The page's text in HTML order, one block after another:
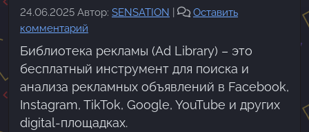
24.06.2025 Автор: SENSATION
Оставить
комментарий
Библиотека рекламы (Ad Library) – это
бесплатный инструмент для поиска и
анализа рекламных объявлений в Facebook,
Instagram, TikTok, Google, YouTube и других
digital-площадках.